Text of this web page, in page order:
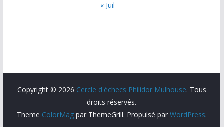
« Juil
Copyright © 2026 Cercle d'échecs Philidor Mulhouse. Tous
droits réservés.
Theme ColorMagpar ThemeGrill. Propulsé par WordPress.